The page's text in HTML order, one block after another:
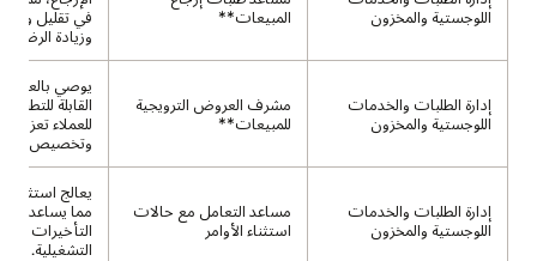
اللوجستية والمخزون
المبيعات**
في تقليل وقت
وزيادة الرضا.
إدارة الطلبات والخدمات
اللوجستية والمخزون
مشرف العروض الترويجية
للمبيعات**
يوصي بالعروض
القابلة
للعملاء تعزيز
وتخصيص
إدارة الطلبات والخدمات
اللوجستية والمخزون
مساعد التعامل مع حالات
استثناء الأوامر
يعالج
مما يساعد
التأخيرات
التشغيلية.